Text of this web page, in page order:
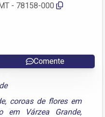
- 78158-000
Comente
, coroas de flores em
em Várzea Grande,